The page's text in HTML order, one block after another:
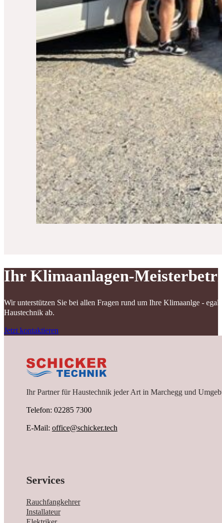
Ihr Klimaanlagen-
Wir unterstützen Sie bei allen Fragen rund um Ihre Klimaanlge -
Haustechnik ab.
Jetzt kontaktieren
Ihr Partner für Haustechnik jeder Art in Marchegg und
Telefon: 02285 7300
E-Mail: office@schicker.tech
Services
Rauchfangkehrer
Installateur